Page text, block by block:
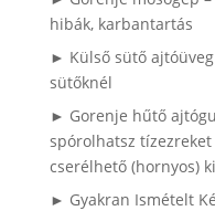
hibák, karbantartás
► Külső sütő
sütőknél
► Gorenje hűtő
spórolhatsz
cserélhető (hornyos)
► Gyakran Ismételt